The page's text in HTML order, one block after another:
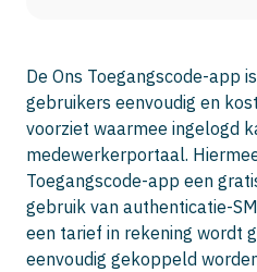
De Ons Toegangscode-app
gebruikers eenvoudig en
voorziet waarmee ingelogd
medewerkerportaal.
Toegangscode-app een
gebruik van authenticatie-
een tarief in rekening wordt
eenvoudig gekoppeld